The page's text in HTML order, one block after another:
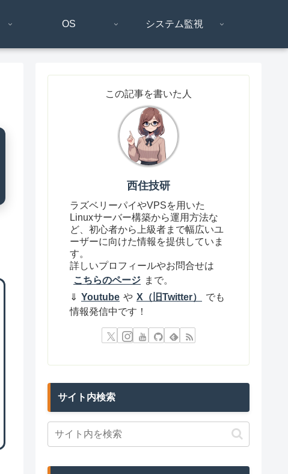
OS システム監視
この記事を書いた人
西住技研
ラズベリーパイやVPSを用いた
Linuxサーバー構築から運用方法な
ど、初心者から上級者まで幅広いユ
ーザーに向けた情報を提供していま
す。
詳しいプロフィールやお問合せは
こちらのページ まで。
⇓ Youtube や X（旧Twitter）
でも
情報発信中です！
サイト内検索